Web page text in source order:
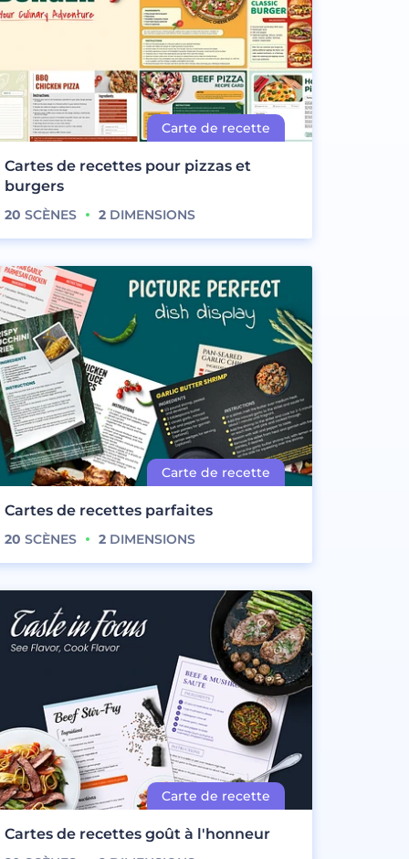
Cartes de recettes pour pizzas et
burgers
20 SCÈNES 2DIMENSIONS
Cartes de recettes parfaites
20 SCÈNES 2DIMENSIONS
Cartes de recettes goût à l'honneur